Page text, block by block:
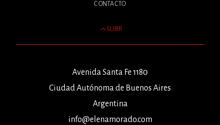
CONTACTO
SUBIR
Avenida Santa Fe 1180
Ciudad Autónoma de Buenos Aires
Argentina
info@elenamorado.com